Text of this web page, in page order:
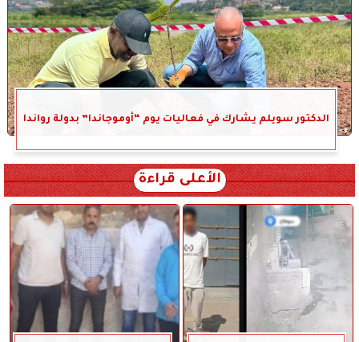
الدكتور سويلم يشارك في فعاليات يوم “أوموجاندا” بدولة رواندا
الأعلى قراءة